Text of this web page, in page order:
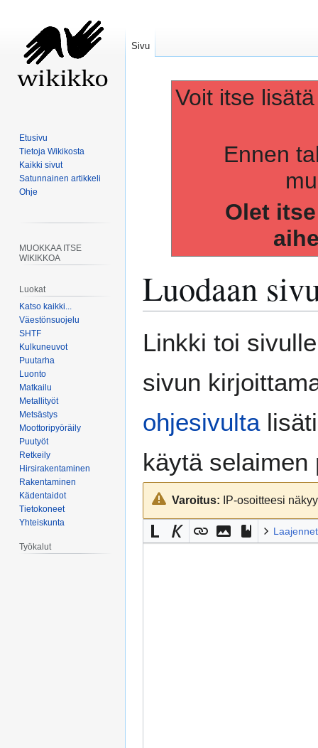
Voit itse
Ennen
Olet
Luodaan
navigaatioon
hakuun
Linkki toi
sivun
ohjesivulta
käytä selaimen
Varoitus: IP-osoitteesi
Sivu
Etusivu
Tietoja Wikikosta
Kaikki sivut
Satunnainen artikkeli
Ohje
MUOKKAA ITSE
WIKIKKOA
Luokat
Katso kaikki...
Väestönsuojelu
SHTF
Kulkuneuvot
Puutarha
Luonto
Matkailu
Metallityöt
Metsästys
Moottoripyöräily
Puutyöt
Retkeily
Hirsirakentaminen
Rakentaminen
Kädentaidot
Tietokoneet
Yhteiskunta
Työkalut